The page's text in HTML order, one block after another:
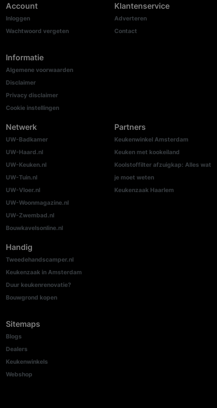
Account
Inloggen
Wachtwoord vergeten
Informatie
Algemene voorwaarden
Disclaimer
Privacy disclaimer
Cookie instellingen
Klantenservice
Adverteren
Contact
Netwerk
UW-Badkamer
UW-Haard.nl
UW-Keuken.nl
UW-Tuin.nl
UW-Vloer.nl
UW-Woonmagazine.nl
UW-Zwembad.nl
Bouwkavelsonline.nl
Partners
Keukenwinkel Amsterdam
Keuken met kookeiland
Koolstoffilter afzuigkap: Alles wat
je moet weten
Keukenzaak Haarlem
Handig
Tweedehandscamper.nl
Keukenzaak in Amsterdam
Duur keukenrenovatie?
Bouwgrond kopen
Sitemaps
Blogs
Dealers
Keukenwinkels
Webshop